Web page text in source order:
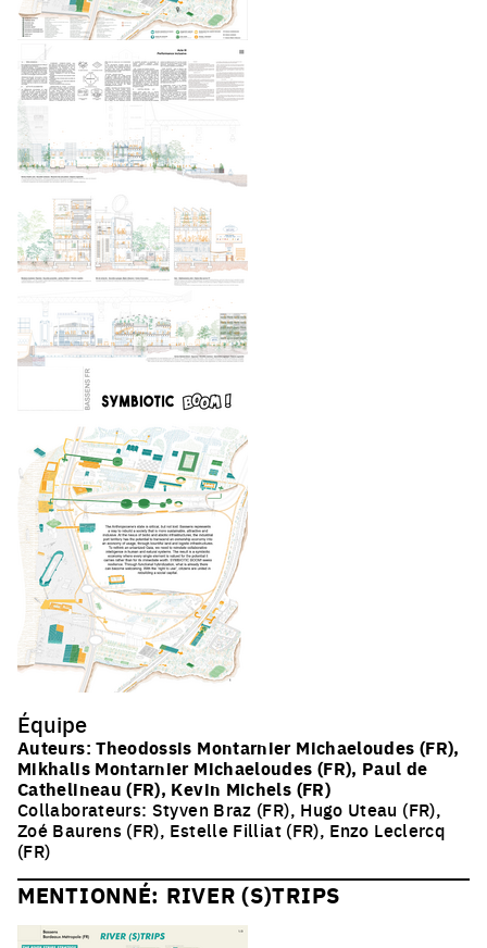
Équipe
Auteurs: Theodossis Montarnier Michaeloudes (FR),
Mikhalis Montarnier Michaeloudes (FR), Paul de
Cathelineau (FR), Kevin Michels (FR)
Collaborateurs: Styven Braz (FR), Hugo Uteau (FR),
Zoé Baurens (FR), Estelle Filliat (FR), Enzo Leclercq
(FR)
MENTIONNÉ: RIVER (S)TRIPS